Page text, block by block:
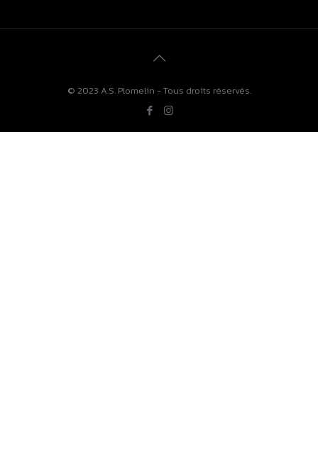
© 2023 A.S. Plomelin - Tous droits réservés.